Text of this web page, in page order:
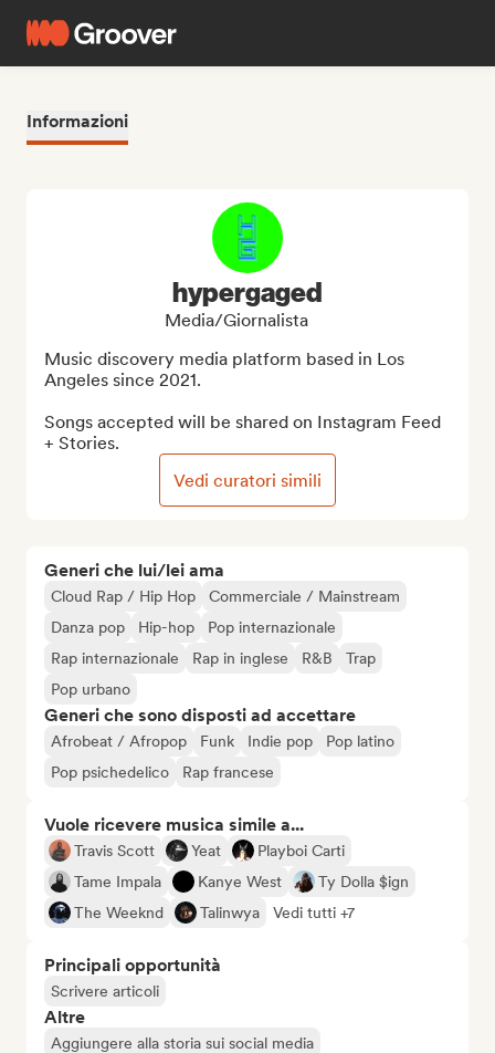
Informazioni
Generi che lui/lei ama
Cloud Rap / Hip Hop
Commerciale / Mainstream
Danza pop
Hip-hop
Pop internazionale
Rap internazionale
Rap in inglese R&B
Trap
Pop urbano
Generi che sono disposti ad accettare
Afrobeat / Afropop Funk Indie pop
Pop latino
Pop psichedelico
Rap francese
Vuole ricevere musica simile a...
Travis Scott Yeat
Playboi Carti
Tame Impala
Kanye West
Ty Dolla $ign
The Weeknd
Talinwya Vedi tutti +7
Principali opportunità
Scrivere articoli
Altre
Aggiungere alla storia sui social media
hypergaged
Media/Giornalista
Music discovery media platform based in Los
Angeles since 2021.
Songs accepted will be shared on Instagram Feed
+ Stories.
Vedi curatori simili